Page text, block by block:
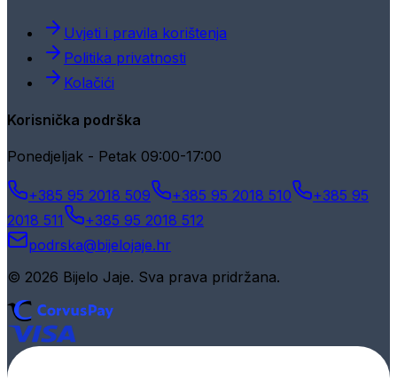
Uvjeti i pravila korištenja
Politika privatnosti
Kolačići
Korisnička podrška
Ponedjeljak - Petak 09:00-17:00
+385 95 2018 509 +385 95 2018 510
+385 95
2018 511
+385 95 2018 512
podrska@bijelojaje.hr
© 2026 Bijelo Jaje. Sva prava pridržana.